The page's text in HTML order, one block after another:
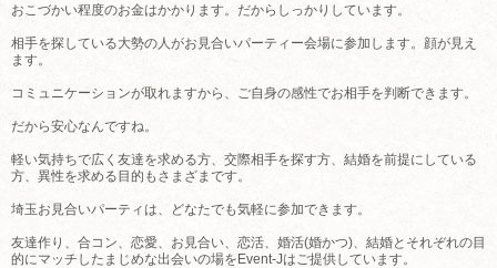
おこづかい程度のお金はかかります。だからしっかりしています。
相手を探している大勢の人がお見合いパーティー会場に参加します。顔が見え
ます。
コミュニケーションが取れますから、ご自身の感性でお相手を判断できます。
だから安心なんですね。
軽い気持ちで広く友達を求める方、交際相手を探す方、結婚を前提にしている
方、異性を求める目的もさまざまです。
埼玉お見合いパーティは、どなたでも気軽に参加できます。
友達作り、合コン、恋愛、お見合い、恋活、婚活(婚かつ)、結婚とそれぞれの目
的にマッチしたまじめな出会いの場をEvent-Jはご提供しています。